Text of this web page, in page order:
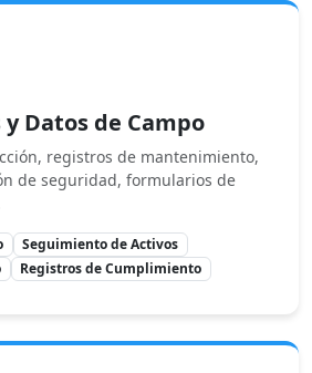
Datos de Campo
registros de mantenimiento,
de seguridad, formularios de
Seguimiento de Activos
Registros de Cumplimiento